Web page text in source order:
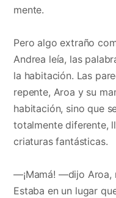
mente.
Pero algo extraño
Andrea leía, las
la habitación. Las
repente, Aroa y su
habitación, sino que
totalmente diferente,
criaturas fantásticas.
—¡Mamá! —dijo Aroa,
Estaba en un lugar